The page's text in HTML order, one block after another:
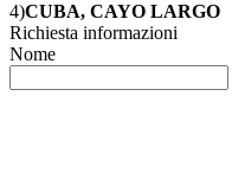
4)CUBA, CAYO LARGO
Richiesta informazioni
Nome